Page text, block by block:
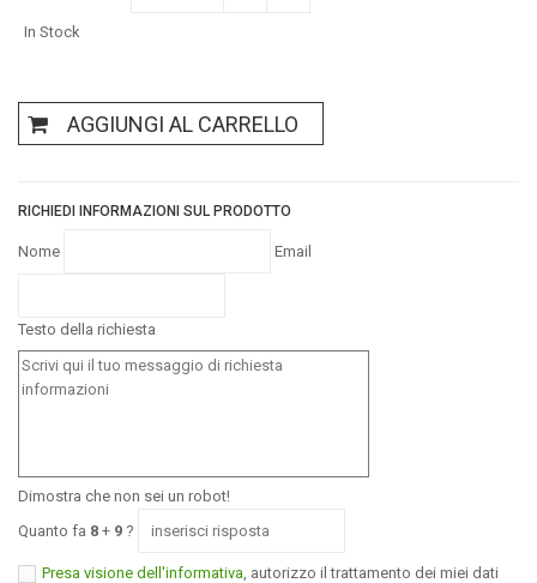
In Stock
AGGIUNGI AL CARRELLO
RICHIEDI INFORMAZIONI SUL PRODOTTO
Nome Email
Testo della richiesta
Dimostra che non sei un robot!
Quanto fa 8 + 9 ?
Presa visione dell'informativa , autorizzo il trattamento dei miei dati